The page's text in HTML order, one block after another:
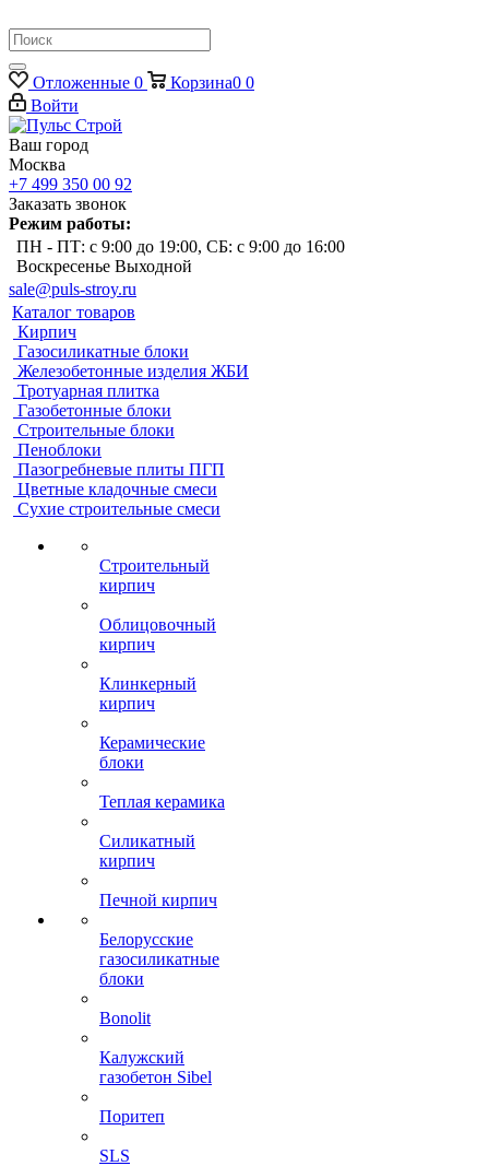
Отложенные 0 Корзина0 0
Войти
Ваш город
Москва
+7 499 350 00 92
Заказать звонок
Режим работы:
ПН - ПТ: с 9:00 до 19:00, СБ: с 9:00 до 16:00
Воскресенье Выходной
sale@puls-stroy.ru
Каталог товаров
Кирпич
Газосиликатные блоки
Железобетонные изделия ЖБИ
Тротуарная плитка
Газобетонные блоки
Строительные блоки
Пеноблоки
Пазогребневые плиты ПГП
Цветные кладочные смеси
Сухие строительные смеси
Строительный
кирпич
Облицовочный
кирпич
Клинкерный
кирпич
Керамические
блоки
Теплая керамика
Силикатный
кирпич
Печной кирпич
Белорусские
газосиликатные
блоки
Bonolit
Калужский
газобетон Sibel
Поритеп
SLS